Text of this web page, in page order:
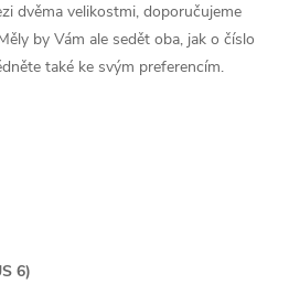
dvěma velikostmi, doporučujeme
by Vám ale sedět oba, jak o číslo
také ke svým preferencím.
6)